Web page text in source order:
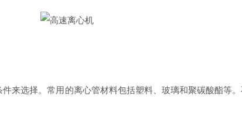
选择。常用的离心管材料包括塑料、玻璃和聚碳酸酯等。